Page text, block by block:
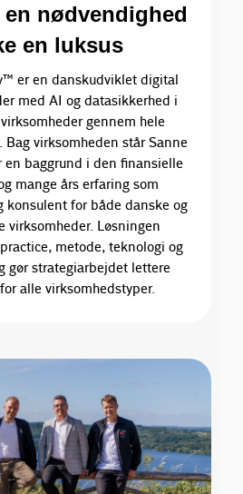
nødvendighed
en luksus
er en danskudviklet digital
med AI og datasikkerhed i
gennem hele
Bag virksomheden står Sanne
en baggrund i den finansielle
mange års erfaring som
konsulent for både danske og
virksomheder. Løsningen
metode, teknologi og
gør strategiarbejdet lettere
alle virksomhedstyper.